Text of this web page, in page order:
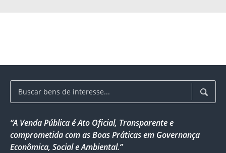
“A Venda Pública é Ato Oficial, Transparente e
comprometida com as Boas Práticas em Governança
Econômica, Social e Ambiental.”